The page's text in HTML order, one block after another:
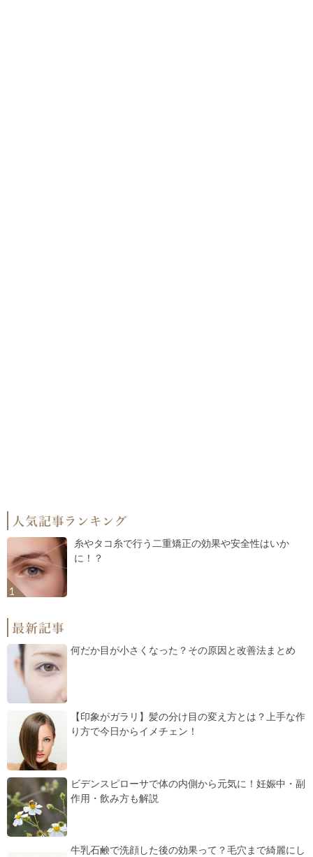
糸やタコ糸で行う二重矯正の効果や安全性はいか
に！？
何だか目が小さくなった？その原因と改善法まとめ
【印象がガラリ】髪の分け目の変え方とは？上手な作
り方で今日からイメチェン！
ビデンスピローサで体の内側から元気に！妊娠中・副
作用・飲み方も解説
牛乳石鹸で洗顔した後の効果って？毛穴まで綺麗にし